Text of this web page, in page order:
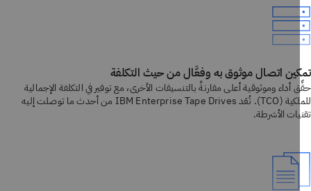
اتصال موثوق به وفعَّال من حيث التكلفة
أداء وموثوقية أعلى مقارنةً بالتنسيقات الأخرى، مع توفير في التكلفة الإجمالية
للملكية (TCO). تُعَد IBM Enterprise Tape Drives من أحدث ما توصلت إليه
الأشرطة.